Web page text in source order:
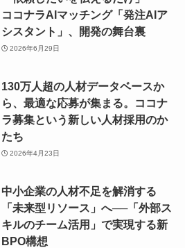
ココナラAIマッチング「発注AIア
シスタント」、開発の舞台裏
2026年6月29日
130万人超の人材データベースか
ら、最適な応募が集まる。ココナ
ラ募集という新しい人材採用のか
たち
2026年4月23日
中小企業の人材不足を解消する
「未来型リソース」へ──「外部ス
キルのチーム活用」で実現する新
BPO構想